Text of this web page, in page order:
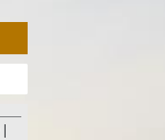
|